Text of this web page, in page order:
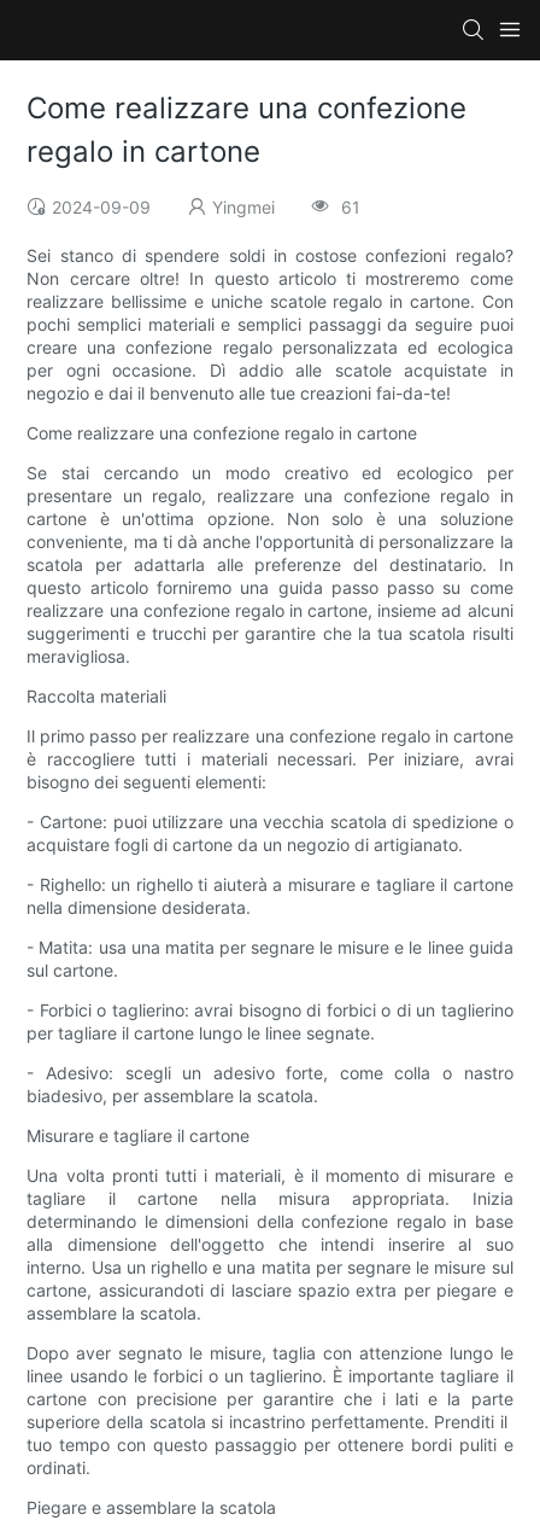
Come realizzare una confezione
regalo in cartone
2024-09-09 Yingmei 61
Sei stanco di spendere soldi in costose confezioni regalo?
Non cercare oltre! In questo articolo ti mostreremo come
realizzare bellissime e uniche scatole regalo in cartone. Con
pochi semplici materiali e semplici passaggi da seguire puoi
creare una confezione regalo personalizzata ed ecologica
per ogni occasione. Dì addio alle scatole acquistate in
negozio e dai il benvenuto alle tue creazioni fai-da-te!
Come realizzare una confezione regalo in cartone
Se stai cercando un modo creativo ed ecologico per
presentare un regalo, realizzare una confezione regalo in
cartone è un'ottima opzione. Non solo è una soluzione
conveniente, ma ti dà anche l'opportunità di personalizzare la
scatola per adattarla alle preferenze del destinatario. In
questo articolo forniremo una guida passo passo su come
realizzare una confezione regalo in cartone, insieme ad alcuni
suggerimenti e trucchi per garantire che la tua scatola risulti
meravigliosa.
Raccolta materiali
Il primo passo per realizzare una confezione regalo in cartone
è raccogliere tutti i materiali necessari. Per iniziare, avrai
bisogno dei seguenti elementi:
- Cartone: puoi utilizzare una vecchia scatola di spedizione o
acquistare fogli di cartone da un negozio di artigianato.
- Righello: un righello ti aiuterà a misurare e tagliare il cartone
nella dimensione desiderata.
- Matita: usa una matita per segnare le misure e le linee guida
sul cartone.
- Forbici o taglierino: avrai bisogno di forbici o di un taglierino
per tagliare il cartone lungo le linee segnate.
- Adesivo: scegli un adesivo forte, come colla o nastro
biadesivo, per assemblare la scatola.
Misurare e tagliare il cartone
Una volta pronti tutti i materiali, è il momento di misurare e
tagliare il cartone nella misura appropriata. Inizia
determinando le dimensioni della confezione regalo in base
alla dimensione dell'oggetto che intendi inserire al suo
interno. Usa un righello e una matita per segnare le misure sul
cartone, assicurandoti di lasciare spazio extra per piegare e
assemblare la scatola.
Dopo aver segnato le misure, taglia con attenzione lungo le
linee usando le forbici o un taglierino. È importante tagliare il
cartone con precisione per garantire che i lati e la parte
superiore della scatola si incastrino perfettamente. Prenditi il ​​
tuo tempo con questo passaggio per ottenere bordi puliti e
ordinati.
Piegare e assemblare la scatola